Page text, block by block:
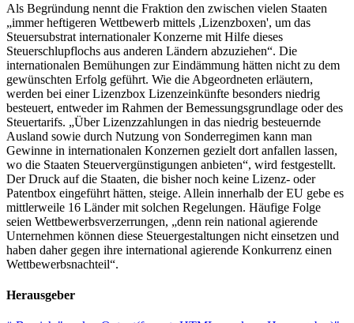
Als Begründung nennt die Fraktion den zwischen vielen Staaten
„immer heftigeren Wettbewerb mittels ,Lizenzboxen', um das
Steuersubstrat internationaler Konzerne mit Hilfe dieses
Steuerschlupflochs aus anderen Ländern abzuziehen“. Die
internationalen Bemühungen zur Eindämmung hätten nicht zu dem
gewünschten Erfolg geführt. Wie die Abgeordneten erläutern,
werden bei einer Lizenzbox Lizenzeinkünfte besonders niedrig
besteuert, entweder im Rahmen der Bemessungsgrundlage oder des
Steuertarifs. „Über Lizenzzahlungen in das niedrig besteuernde
Ausland sowie durch Nutzung von Sonderregimen kann man
Gewinne in internationalen Konzernen gezielt dort anfallen lassen,
wo die Staaten Steuervergünstigungen anbieten“, wird festgestellt.
Der Druck auf die Staaten, die bisher noch keine Lizenz- oder
Patentbox eingeführt hätten, steige. Allein innerhalb der EU gebe es
mittlerweile 16 Länder mit solchen Regelungen. Häufige Folge
seien Wettbewerbsverzerrungen, „denn rein national agierende
Unternehmen können diese Steuergestaltungen nicht einsetzen und
haben daher gegen ihre international agierende Konkurrenz einen
Wettbewerbsnachteil“.
Herausgeber